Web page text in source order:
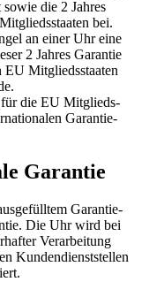
die 2 Jahres
bei.
an einer Uhr eine
2 Jahres Garantie
Mitgliedsstaaten
für die EU Mitglieds-
Garantie-
Garantie
Garantie-
Die Uhr wird bei
Verarbeitung
Kundendienststellen